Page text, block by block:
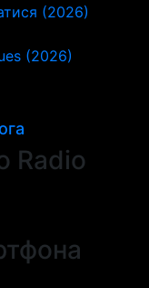
(2026)
(2026)
Radio